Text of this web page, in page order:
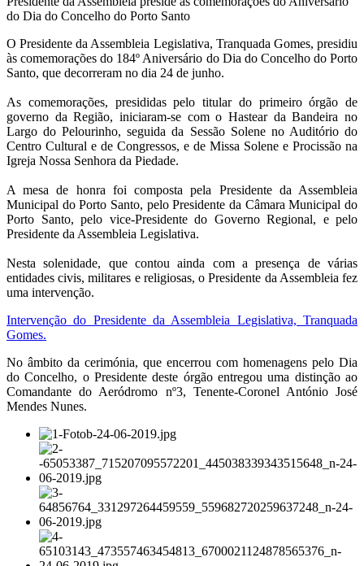
do Dia do Concelho do Porto Santo
O Presidente da Assembleia Legislativa, Tranquada Gomes, presidiu
às comemorações do 184º Aniversário do Dia do Concelho do Porto
Santo, que decorreram no dia 24 de junho.
As comemorações, presididas pelo titular do primeiro órgão de
governo da Região, iniciaram-se com o Hastear da Bandeira no
Largo do Pelourinho, seguida da Sessão Solene no Auditório do
Centro Cultural e de Congressos, e de Missa Solene e Procissão na
Igreja Nossa Senhora da Piedade.
A mesa de honra foi composta pela Presidente da Assembleia
Municipal do Porto Santo, pelo Presidente da Câmara Municipal do
Porto Santo, pelo vice-Presidente do Governo Regional, e pelo
Presidente da Assembleia Legislativa.
Nesta solenidade, que contou ainda com a presença de várias
entidades civis, militares e religiosas, o Presidente da Assembleia fez
uma intervenção.
Intervenção do Presidente da Assembleia Legislativa, Tranquada
Gomes.
No âmbito da cerimónia, que encerrou com homenagens pelo Dia
do Concelho, o Presidente deste órgão entregou uma distinção ao
Comandante do Aeródromo nº3, Tenente-Coronel António José
Mendes Nunes.